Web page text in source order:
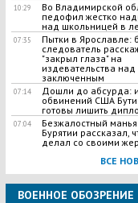
10:29
Во Владимирской
педофил жестко
над школьницей в
07:35
​Пытки в Ярославле:
следователь
"закрыл глаза" на
издевательства над
заключенным
07:14
​Дошли до абсурда:
обвинений США
готовы лишить
07:04
Безжалостный
Бурятии рассказал,
делал со своими
ВСЕ
ВОЕННОЕ ОБОЗРЕНИЕ